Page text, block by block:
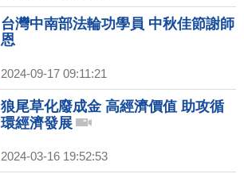
台灣中南部法輪功學員 中秋佳節謝師
恩
2024-09-17 09:11:21
狼尾草化廢成金 高經濟價值 助攻循
環經濟發展
2024-03-16 19:52:53